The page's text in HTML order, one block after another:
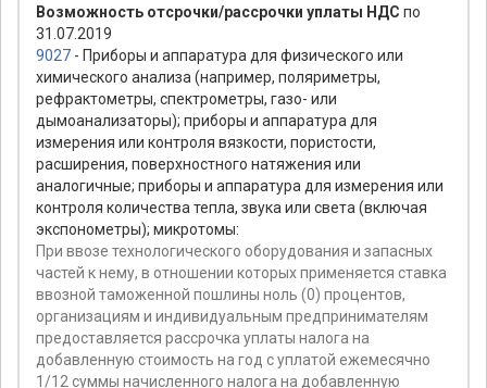
Возможность отсрочки/рассрочки уплаты НДС по
31.07.2019
9027 - Приборы и аппаратура для физического или
химического анализа (например, поляриметры,
рефрактометры, спектрометры, газо- или
дымоанализаторы); приборы и аппаратура для
измерения или контроля вязкости, пористости,
расширения, поверхностного натяжения или
аналогичные; приборы и аппаратура для измерения или
контроля количества тепла, звука или света (включая
экспонометры); микротомы:
При ввозе технологического оборудования и запасных
частей к нему, в отношении которых применяется ставка
ввозной таможенной пошлины ноль (0) процентов,
организациям и индивидуальным предпринимателям
предоставляется рассрочка уплаты налога на
добавленную стоимость на год с уплатой ежемесячно
1/12 суммы начисленного налога на добавленную